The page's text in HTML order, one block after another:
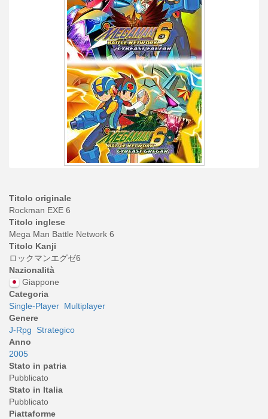
Titolo originale
Rockman EXE 6
Titolo inglese
Mega Man Battle Network 6
Titolo Kanji
ロックマンエグゼ6
Nazionalità
Giappone
Categoria
Single-Player Multiplayer
Genere
J-Rpg
Strategico
Anno
2005
Stato in patria
Pubblicato
Stato in Italia
Pubblicato
Piattaforme